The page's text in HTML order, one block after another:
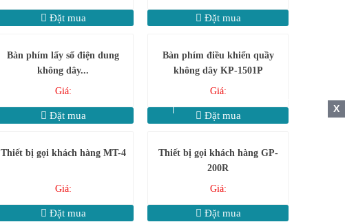
Đặt mua Đặt mua
Bàn phím lấy số điện dung
không dây...
Giá:
Đặt mua
Bàn phím điều khiển quầy
không dây KP-1501P
Giá:
Đặt mua
Thiết bị gọi khách hàng MT-4
Giá:
Đặt mua
Thiết bị gọi khách hàng GP-
200R
Giá:
Đặt mua
X